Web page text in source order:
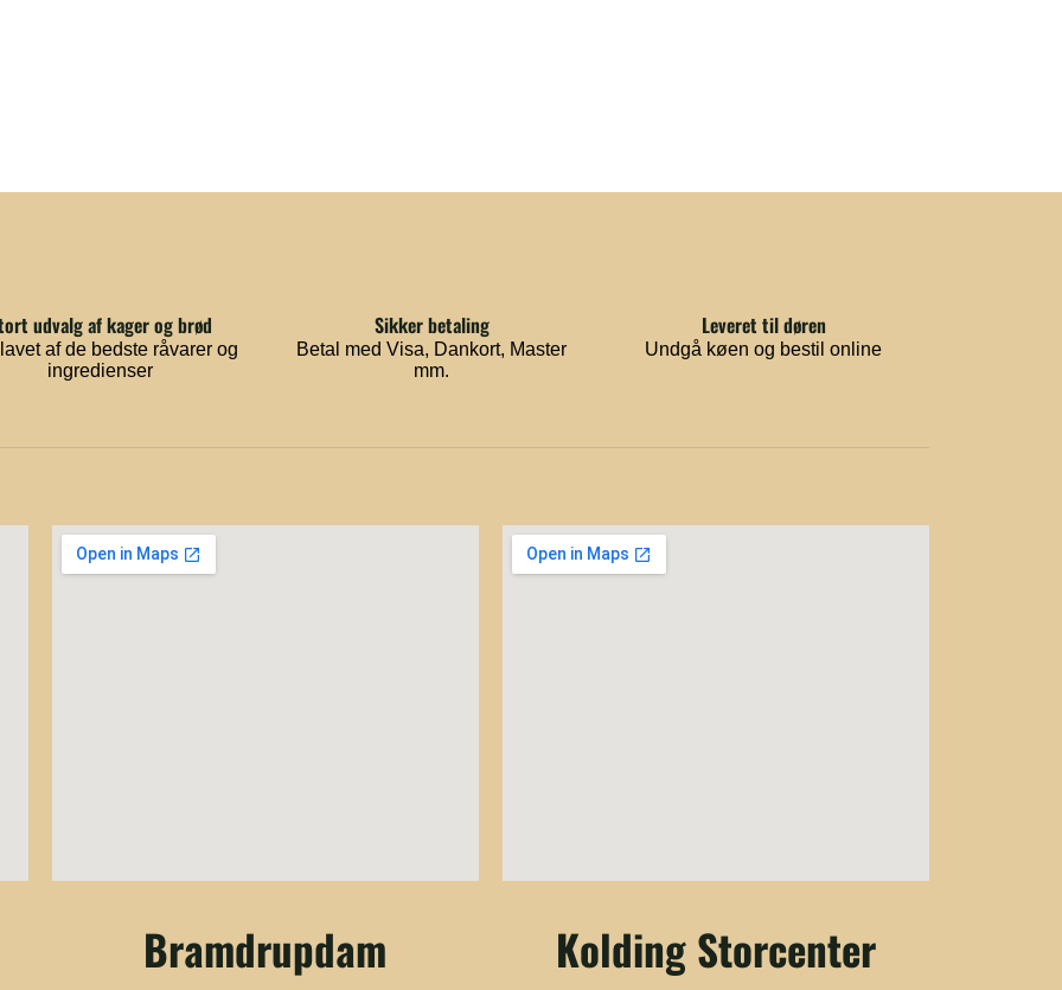
udvalg af kager og brød
af de bedste råvarer og
ingredienser
Sikker betaling
Betal med Visa, Dankort, Master
mm.
Leveret til døren
Undgå køen og bestil online
Bramdrupdam Kolding Storcenter